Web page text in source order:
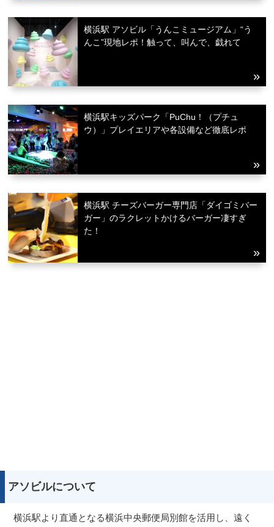
横浜駅 アソビル「うんこミュージアム」“う
んこ”現地レポ！触って、叫んで、戯れて
横浜駅キッズパーク「PuChu！（プチュ
ウ）」プレイエリアや各設備など徹底レポ
横浜駅 チーズバーガー専門店「ダイゴミバー
ガー」のラクレットかけるバーガー凄すぎ
た！
アソビルについて
横浜駅より直通となる横浜中央郵便局別館を活用し、遠く